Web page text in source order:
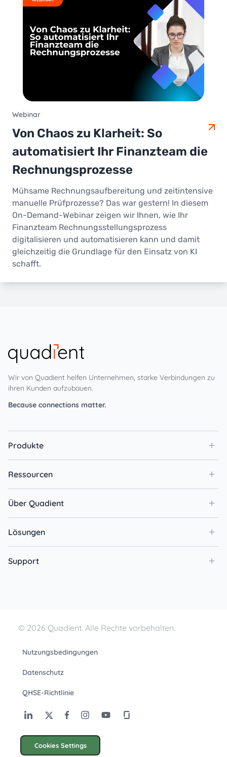
Webinar
Von Chaos zu Klarheit: So
automatisiert Ihr Finanzteam die
Rechnungsprozesse
Mühsame Rechnungsaufbereitung und zeitintensive
manuelle Prüfprozesse? Das war gestern! In diesem
On-Demand-Webinar zeigen wir Ihnen, wie Ihr
Finanzteam Rechnungsstellungsprozess
digitalisieren und automatisieren kann und damit
gleichzeitig die Grundlage für den Einsatz von KI
schafft.
Wir von Quadient helfen Unternehmen, starke Verbindungen zu
ihren Kunden aufzubauen.
Because connections matter.
Produkte
Ressourcen
Über Quadient
Lösungen
Support
© 2026 Quadient. Alle Rechte vorbehalten.
Nutzungsbedingungen
Datenschutz
QHSE-Richtlinie
Cookies Settings